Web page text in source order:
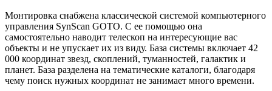
Монтировка снабжена классической системой компьютерного
управления SynScan GOTO. С ее помощью она
самостоятельно наводит телескоп на интересующие вас
объекты и не упускает их из виду. База системы включает 42
000 координат звезд, скоплений, туманностей, галактик и
планет. База разделена на тематические каталоги, благодаря
чему поиск нужных координат не занимает много времени.